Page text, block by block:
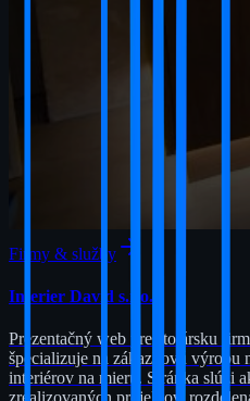
Firmy & služby
Interier David s.r.o.
Prezentačný web pre stolársku
špecializuje na zákazkovú výrobu
interiérov na mieru. Stránka slúži